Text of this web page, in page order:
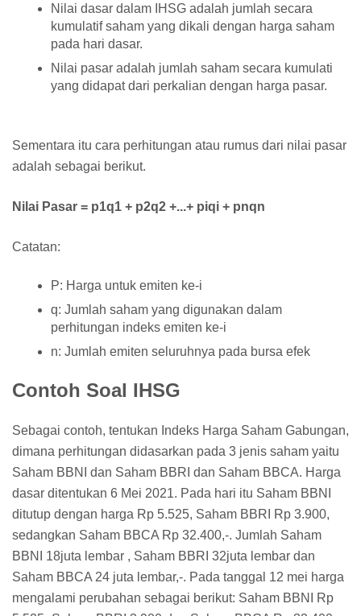
Nilai dasar dalam IHSG adalah jumlah secara
kumulatif saham yang dikali dengan harga saham
pada hari dasar.
Nilai pasar adalah jumlah saham secara kumulati
yang didapat dari perkalian dengan harga pasar.
Sementara itu cara perhitungan atau rumus dari nilai pasar
adalah sebagai berikut.
Nilai Pasar = p1q1 + p2q2 +...+ piqi + pnqn
Catatan:
P: Harga untuk emiten ke-i
q: Jumlah saham yang digunakan dalam
perhitungan indeks emiten ke-i
n: Jumlah emiten seluruhnya pada bursa efek
Contoh Soal IHSG
Sebagai contoh, tentukan Indeks Harga Saham Gabungan,
dimana perhitungan didasarkan pada 3 jenis saham yaitu
Saham BBNI dan Saham BBRI dan Saham BBCA. Harga
dasar ditentukan 6 Mei 2021. Pada hari itu Saham BBNI
ditutup dengan harga Rp 5.525, Saham BBRI Rp 3.900,
sedangkan Saham BBCA Rp 32.400,-. Jumlah Saham
BBNI 18juta lembar , Saham BBRI 32juta lembar dan
Saham BBCA 24 juta lembar,-. Pada tanggal 12 mei harga
mengalami perubahan sebagai berikut: Saham BBNI Rp